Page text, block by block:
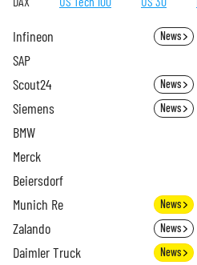
Infineon News
SAP
Scout24 News
Siemens News
BMW
Merck
Beiersdorf
Munich Re News
Zalando News
Daimler Truck News